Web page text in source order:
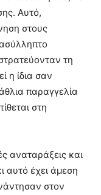
Αυτό,
στους
ασύλληπτο
τη
η ίδια σαν
παραγγελία
στη
αναταράξεις και
αυτό έχει άμεση
στον